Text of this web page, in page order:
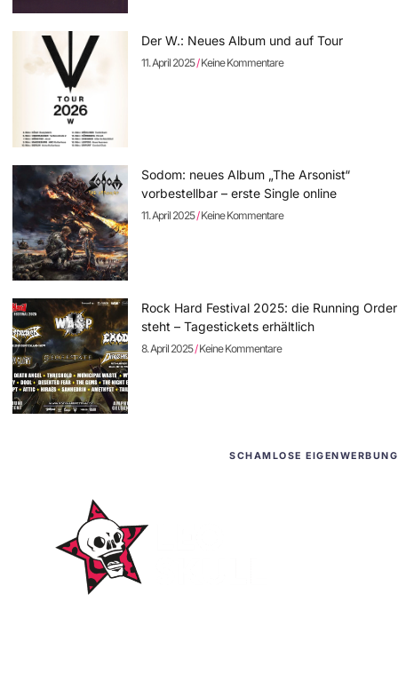
Der W.: Neues Album und auf Tour
11. April 2025 Keine Kommentare
Sodom: neues Album „The Arsonist“
vorbestellbar – erste Single online
11. April 2025 Keine Kommentare
Rock Hard Festival 2025: die Running Order
steht – Tagestickets erhältlich
8. April 2025 Keine Kommentare
SCHAMLOSE EIGENWERBUNG